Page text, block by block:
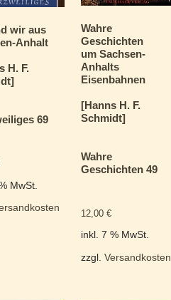
wir aus
Anhalt
H. F.
69
MwSt.
Wahre
Geschichten
um Sachsen-
Anhalts
Eisenbahnen
[Hanns H. F.
Schmidt]
Wahre
Geschichten 49
12,00 €
inkl. 7 % MwSt.
zzgl. Versandkosten